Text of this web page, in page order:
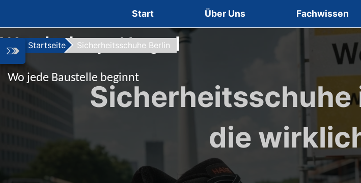
Start Über Uns Fachwissen
Startseite Sicherheitsschuhe Berlin
Sicherheitsschuhe
die
Workshop-Nagel
Wo jede Baustelle beginnt